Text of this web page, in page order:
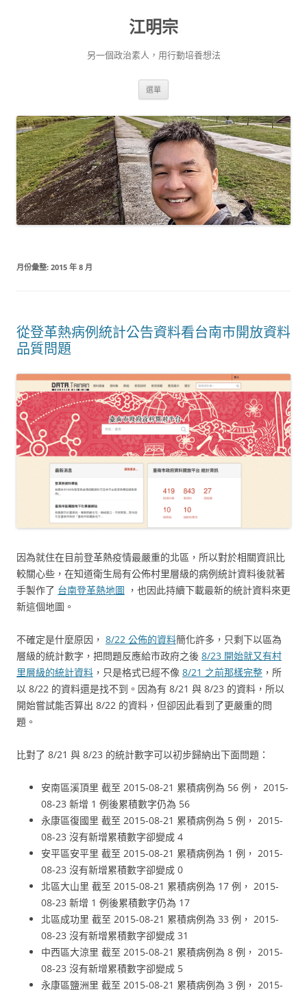
江明宗
另一個政治素人，用行動培養想法
選單
月份彙整: 2015 年 8 月
從登革熱病例統計公告資料看台南市開放資料
品質問題
因為就住在目前登革熱疫情最嚴重的北區，所以對於相關資訊比
較關心些，在知道衛生局有公佈村里層級的病例統計資料後就著
手製作了 台南登革熱地圖 ，也因此持續下載最新的統計資料來更
新這個地圖。
不確定是什麼原因， 8/22 公佈的資料簡化許多，只剩下以區為
層級的統計數字，把問題反應給市政府之後 8/23 開始就又有村
里層級的統計資料 ，只是格式已經不像 8/21 之前那樣完整 ，所
以 8/22 的資料還是找不到。因為有 8/21 與 8/23 的資料，所以
開始嘗試能否算出 8/22 的資料，但卻因此看到了更嚴重的問
題。
比對了 8/21 與 8/23 的統計數字可以初步歸納出下面問題：
安南區溪頂里 截至 2015-08-21 累積病例為 56 例， 2015-
08-23 新增 1 例後累積數字仍為 56
永康區復國里 截至 2015-08-21 累積病例為 5 例， 2015-
08-23 沒有新增累積數字卻變成 4
安平區安平里 截至 2015-08-21 累積病例為 1 例， 2015-
08-23 沒有新增累積數字卻變成 0
北區大山里 截至 2015-08-21 累積病例為 17 例， 2015-
08-23 新增 1 例後累積數字仍為 17
北區成功里 截至 2015-08-21 累積病例為 33 例， 2015-
08-23 沒有新增累積數字卻變成 31
中西區大涼里 截至 2015-08-21 累積病例為 8 例， 2015-
08-23 沒有新增累積數字卻變成 5
永康區鹽洲里 截至 2015-08-21 累積病例為 3 例， 2015-